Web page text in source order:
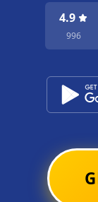
4.9
996